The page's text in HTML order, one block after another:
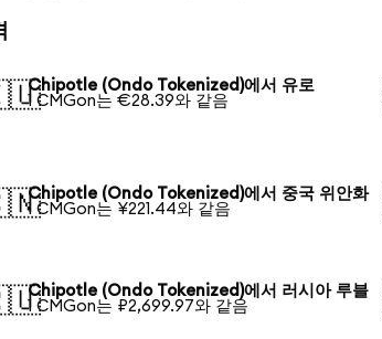
Chipotle (Ondo Tokenized)에서 유로
1 CMGon는 €28.39와 같음
Chipotle (Ondo Tokenized)에서 중국 위안화
1 CMGon는 ¥221.44와 같음
Chipotle (Ondo Tokenized)에서 러시아 루블
1 CMGon는 ₽2,699.97와 같음